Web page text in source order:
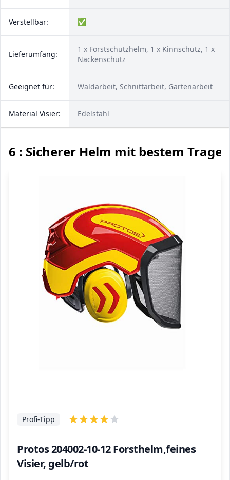
Verstellbar: ✅
Lieferumfang:
1 x Forstschutzhelm, 1 x Kinnschutz, 1 x
Nackenschutz
Geeignet für: Waldarbeit, Schnittarbeit, Gartenarbeit
Material Visier: Edelstahl
6 : Sicherer Helm mit bestem
Protos 204002-10-12 Forsthelm,feines
Visier, gelb/rot
Profi-Tipp